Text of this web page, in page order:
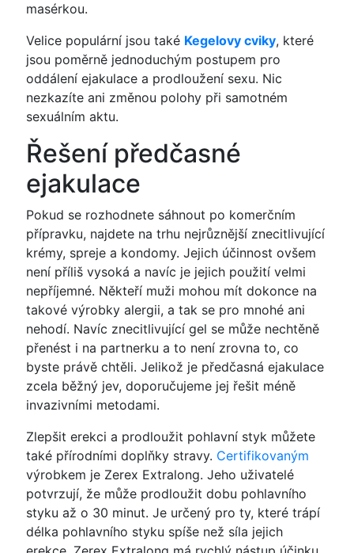
masérkou.
Velice populární jsou také Kegelovy cviky, které
jsou poměrně jednoduchým postupem pro
oddálení ejakulace a prodloužení sexu. Nic
nezkazíte ani změnou polohy při samotném
sexuálním aktu.
Řešení předčasné
ejakulace
Pokud se rozhodnete sáhnout po komerčním
přípravku, najdete na trhu nejrůznější znecitlivující
krémy, spreje a kondomy. Jejich účinnost ovšem
není příliš vysoká a navíc je jejich použití velmi
nepříjemné. Někteří muži mohou mít dokonce na
takové výrobky alergii, a tak se pro mnohé ani
nehodí. Navíc znecitlivující gel se může nechtěně
přenést i na partnerku a to není zrovna to, co
byste právě chtěli. Jelikož je předčasná ejakulace
zcela běžný jev, doporučujeme jej řešit méně
invazivními metodami.
Zlepšit erekci a prodloužit pohlavní styk můžete
také přírodními doplňky stravy. Certifikovaným
výrobkem je Zerex Extralong. Jeho uživatelé
potvrzují, že může prodloužit dobu pohlavního
styku až o 30 minut. Je určený pro ty, které trápí
délka pohlavního styku spíše než síla jejich